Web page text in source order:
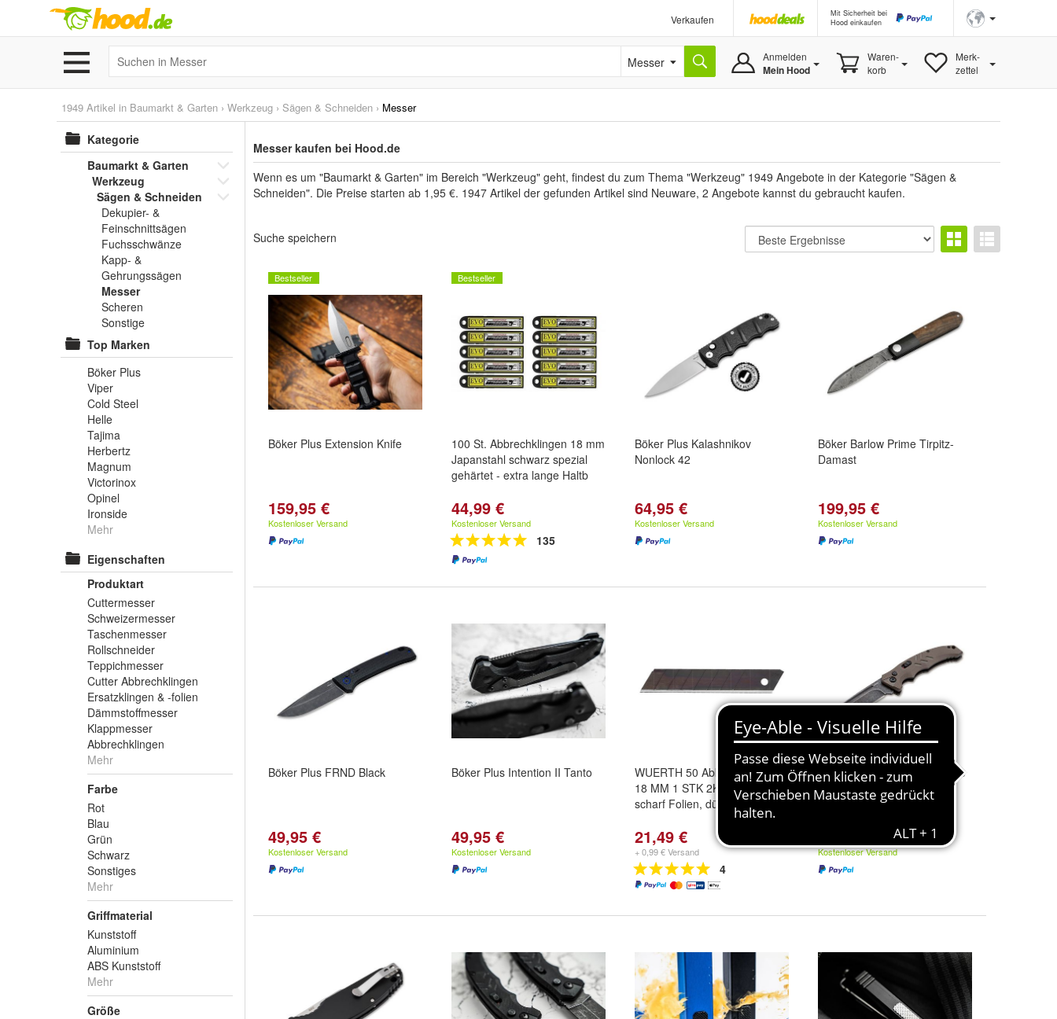
Verkaufen
Mit Sicherheit bei
Hood einkaufen
Messer Anmelden
Mein Hood
Waren-
korb
Merk-
zettel
1949 Artikel in Baumarkt & Garten › Werkzeug › Sägen & Schneiden › Messer
Kategorie
Baumarkt & Garten
Werkzeug
Sägen & Schneiden
Dekupier- &
Feinschnittsägen
Fuchsschwänze
Kapp- &
Gehrungssägen
Messer
Scheren
Sonstige
Top Marken
Böker Plus
Viper
Cold Steel
Helle
Tajima
Herbertz
Magnum
Victorinox
Opinel
Ironside
Mehr
Eigenschaften
Produktart
Cuttermesser
Schweizermesser
Taschenmesser
Rollschneider
Teppichmesser
Cutter Abbrechklingen
Ersatzklingen & -folien
Dämmstoffmesser
Klappmesser
Abbrechklingen
Mehr
Farbe
Rot
Blau
Grün
Schwarz
Sonstiges
Mehr
Griffmaterial
Kunststoff
Aluminium
ABS Kunststoff
Mehr
Größe
Messer kaufen bei Hood.de
Wenn es um "Baumarkt & Garten" im Bereich "Werkzeug" geht, findest du zum Thema "Werkzeug" 1949 Angebote in der Kategorie "Sägen &
Schneiden". Die Preise starten ab 1,95 €. 1947 Artikel der gefunden Artikel sind Neuware, 2 Angebote kannst du gebraucht kaufen.
Suche speichern
Bestseller
Böker Plus Extension Knife
159,95 €
Kostenloser Versand
Bestseller
100 St. Abbrechklingen 18 mm
Japanstahl schwarz spezial
gehärtet - extra lange Haltb
44,99 €
Kostenloser Versand
135
Böker Plus Kalashnikov
Nonlock 42
64,95 €
Kostenloser Versand
Böker Barlow Prime Tirpitz-
Damast
199,95 €
Kostenloser Versand
Böker Plus FRND Black
49,95 €
Kostenloser Versand
Böker Plus Intention II Tanto
49,95 €
Kostenloser Versand
WUERTH 50 Abbrechklingen
18 MM 1 STK 2K extrem
scharf Folien, dünnes Material
21,49 €
+ 0,99 € Versand
4
Böker Plus Intention II Coyote
Kostenloser Versand